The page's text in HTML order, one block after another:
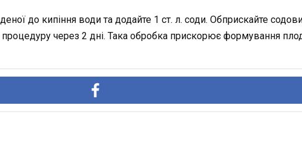
до кипіння води та додайте 1 ст. л. соди. Обприскайте
через 2 дні. Така обробка прискорює формування